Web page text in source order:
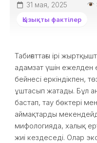
31 мая, 2025
Қызықты фактілер
Табиғаттағы ірі
адамзат үшін
бейнесі еркіндікпен,
ұштасып жатады. Бұл
бастап, тау бөктері
аймақтарды
мифологияда, халық
жиі кездеседі. Олар